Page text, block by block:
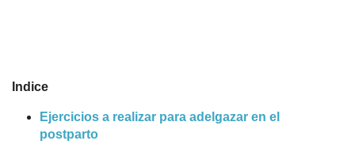
Indice
Ejercicios a realizar para adelgazar en el
postparto